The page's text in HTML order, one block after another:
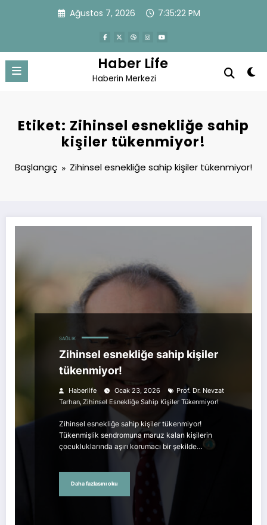
Ağustos 7, 2026 7:35:23 PM
Haber Life
Haberin Merkezi
Etiket: Zihinsel esnekliğe sahip
kişiler tükenmiyor!
Başlangıç Zihinsel esnekliğe sahip kişiler tükenmiyor!
SAĞLIK
Zihinsel esnekliğe sahip kişiler
tükenmiyor!
Haberlife Ocak 23, 2026
Prof. Dr. Nevzat
Tarhan, Zihinsel Esnekliğe Sahip Kişiler Tükenmiyor!
Zihinsel esnekliğe sahip kişiler tükenmiyor!
Tükenmişlik sendromuna maruz kalan kişilerin
çocukluklarında aşırı korumacı bir şekilde…
Daha fazlasını oku